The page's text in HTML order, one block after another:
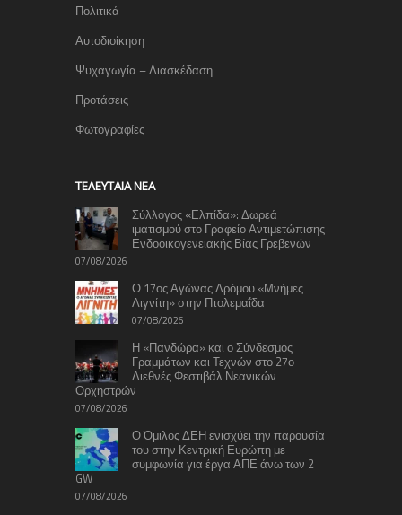
Πολιτικά
Αυτοδιοίκηση
Ψυχαγωγία – Διασκέδαση
Προτάσεις
Φωτογραφίες
TΕΛΕΥΤΑΊΑ ΝΈΑ
Σύλλογος «Ελπίδα»: Δωρεά
ιματισμού στο Γραφείο Αντιμετώπισης
Ενδοοικογενειακής Βίας Γρεβενών
07/08/2026
Ο 17ος Αγώνας Δρόμου «Μνήμες
Λιγνίτη» στην Πτολεμαΐδα
07/08/2026
Η «Πανδώρα» και ο Σύνδεσμος
Γραμμάτων και Τεχνών στο 27ο
Διεθνές Φεστιβάλ Νεανικών
Ορχηστρών
07/08/2026
Ο Όμιλος ΔΕΗ ενισχύει την παρουσία
του στην Κεντρική Ευρώπη με
συμφωνία για έργα ΑΠΕ άνω των 2
GW
07/08/2026